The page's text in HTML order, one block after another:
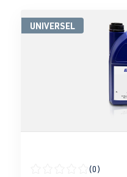
UNIVERSEL
(0)